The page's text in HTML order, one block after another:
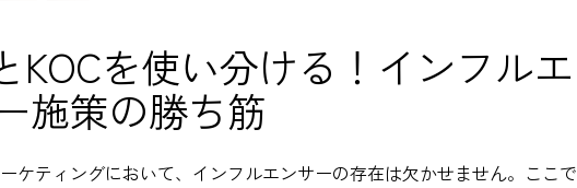
KOCを使い分ける！インフルエ
施策の勝ち筋
ケティングにおいて、インフルエンサーの存在は欠かせません。ここで